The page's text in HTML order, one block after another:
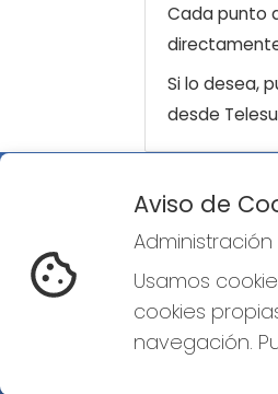
Cada punto
Si lo desea,
desde
¿Quiénes somos?
Resultados
Contacto
Compra en SELAE
Aviso de
Usamos
cookies
navegación.